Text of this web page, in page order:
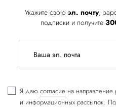
Укажите свою эл. почту,
подписки и получите
Я даю согласие на направление
и информационных рассылок.